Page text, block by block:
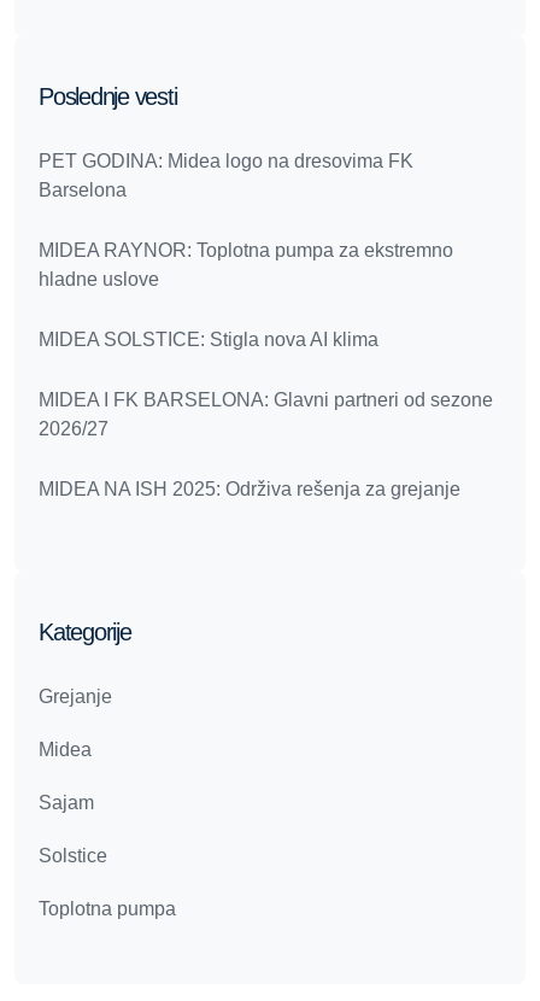
Poslednje vesti
PET GODINA: Midea logo na dresovima FK
Barselona
MIDEA RAYNOR: Toplotna pumpa za ekstremno
hladne uslove
MIDEA SOLSTICE: Stigla nova AI klima
MIDEA I FK BARSELONA: Glavni partneri od sezone
2026/27
MIDEA NA ISH 2025: Održiva rešenja za grejanje
Kategorije
Grejanje
Midea
Sajam
Solstice
Toplotna pumpa